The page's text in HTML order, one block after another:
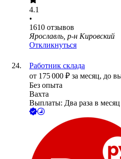
4.1
•
1610 отзывов
Ярославль, р-н Кировский
Откликнуться
Работник склада
от 175 000 ₽ за месяц, до
Без опыта
Вахта
Выплаты: Два раза в месяц